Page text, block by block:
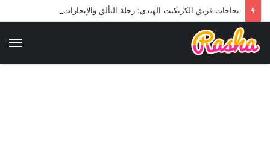
نجاحات فريق الكريكيت الهندي: رحلة التألق والإنجازات